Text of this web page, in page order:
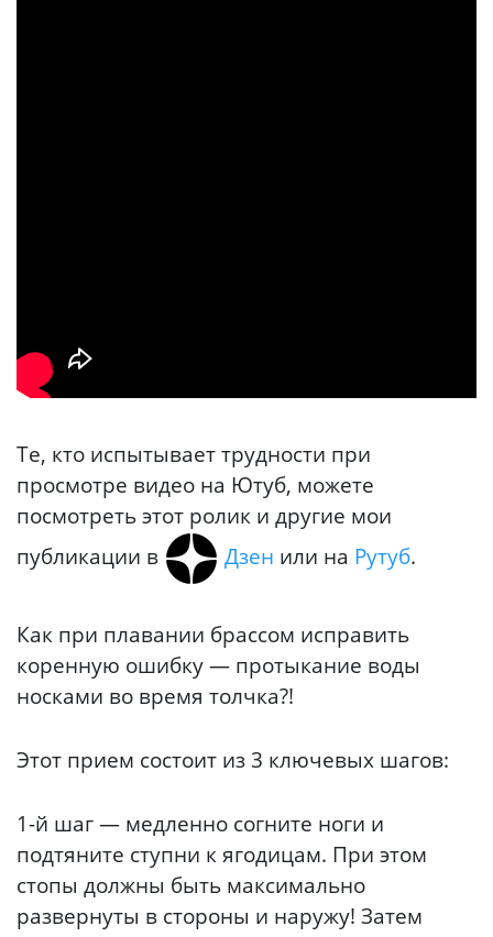
Те, кто испытывает трудности при
просмотре видео на Ютуб, можете
посмотреть этот ролик и другие мои
публикации в
Дзен или на Рутуб.
Как при плавании брассом исправить
коренную ошибку — протыкание воды
носками во время толчка?!
Этот прием состоит из 3 ключевых шагов:
1-й шаг — медленно согните ноги и
подтяните ступни к ягодицам. При этом
стопы должны быть максимально
развернуты в стороны и наружу! Затем